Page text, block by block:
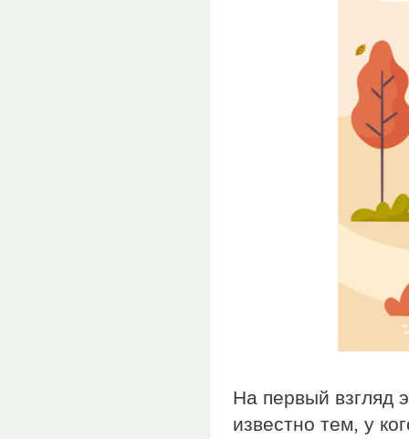
На первый взгляд
известно тем, у